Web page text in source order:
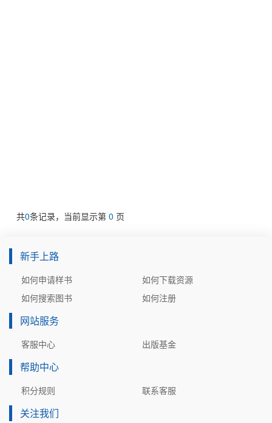
共0条记录，当前显示第 0 页
新手上路
如何申请样书
如何下载资源
如何搜索图书
如何注册
网站服务
客服中心 出版基金
帮助中心
积分规则 联系客服
关注我们